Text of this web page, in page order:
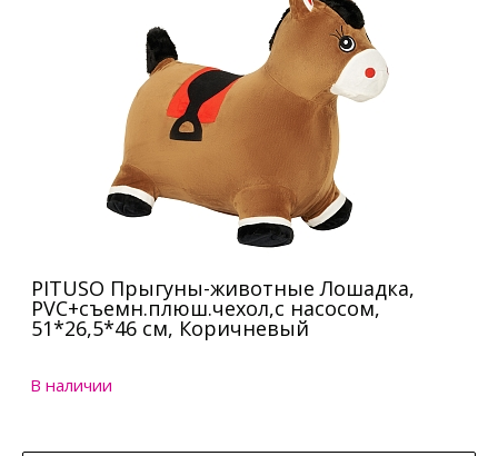
PITUSO Прыгуны-животные Лошадка,
PVC+съемн.плюш.чехол,с насосом,
51*26,5*46 см, Коричневый
В наличии